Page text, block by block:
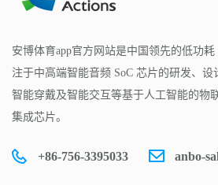
安博体育app官方网站是中国领先的低功
注于中高端智能音频 SoC 芯片的研发、设
智能穿戴及智能交互等基于人工智能的物
集成芯片。
+86-756-3395033 anbo-